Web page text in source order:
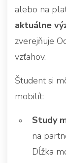
alebo na
aktuálne
zverejňuje
vzťahov.
Študent si
mobilít:
Study
na
Dĺžka